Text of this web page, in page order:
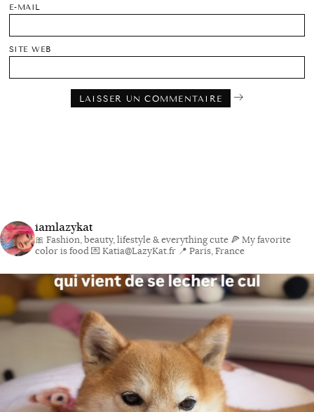
E-MAIL
SITE WEB
iamlazykat
🎀 Fashion, beauty, lifestyle & everything cute 🍕 My favorite
color is food💌 Katia@LazyKat.fr 📍 Paris, France